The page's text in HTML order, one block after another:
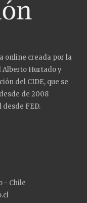
online creada por la
Alberto Hurtado y
del CIDE, que se
de 2008
FED.
- Chile